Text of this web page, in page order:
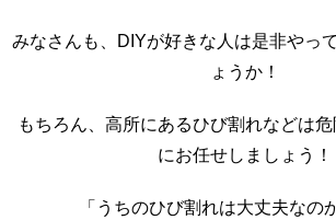
みなさんも、DIYが好きな人は是非やっ
ょうか！
もちろん、高所にあるひび割れなどは
にお任せしましょう！
「うちのひび割れは大丈夫なの